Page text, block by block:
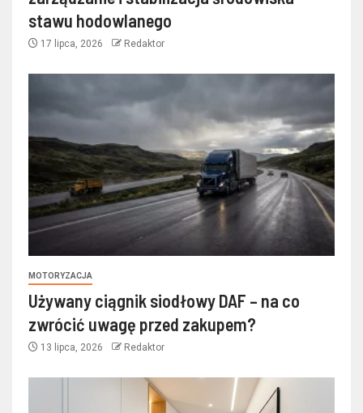
stawu hodowlanego
17 lipca, 2026 Redaktor
MOTORYZACJA
Używany ciągnik siodłowy DAF – na co
zwrócić uwagę przed zakupem?
13 lipca, 2026 Redaktor